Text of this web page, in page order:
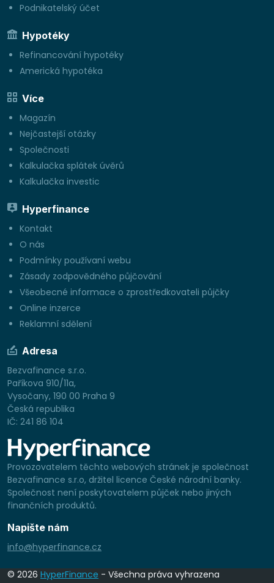
Podnikatelský účet
Hypotéky
Refinancování hypotéky
Americká hypotéka
Více
Magazín
Nejčastejší otázky
Společnosti
Kalkulačka splátek úvěrů
Kalkulačka investic
Hyperfinance
Kontakt
O nás
Podmínky používaní webu
Zásady zodpovědného půjčování
Všeobecné informace o zprostředkovateli půjčky
Online inzerce
Reklamní sdělení
Adresa
Bezvafinance s.r.o.
Paříkova 910/11a,
Vysočany, 190 00 Praha 9
Česká republika
IČ: 241 86 104
Provozovatelem těchto webových stránek je společnost
Bezvafinance s.r.o, držitel licence České národní banky.
Společnost není poskytovatelem půjček nebo jiných
finančních produktů.
Napište nám
info@hyperfinance.cz
© 2026 HyperFinance - Všechna práva vyhrazena